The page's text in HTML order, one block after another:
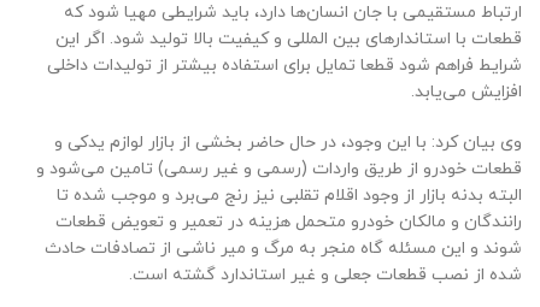
ارتباط مستقیمی با جان انسان‌ها دارد، باید شرایطی مهیا شود که
قطعات با استاندارهای بین المللی و کیفیت بالا تولید شود. اگر این
شرایط فراهم شود قطعا تمایل برای استفاده بیشتر از تولیدات داخلی
افزایش می‌یابد.
وی بیان کرد: با این وجود، در حال حاضر بخشی از بازار لوازم یدکی و
قطعات خودرو از طریق واردات (رسمی و غیر رسمی) تامین می‌شود و
البته بدنه بازار از وجود اقلام تقلبی نیز رنج می‌برد و موجب شده تا
رانندگان و مالکان خودرو متحمل هزینه‌ در تعمیر و تعویض قطعات
شوند و این مسئله گاه منجر به مرگ و میر ناشی از تصادفات حادث
شده از نصب قطعات جعلی و غیر استاندارد گشته است.